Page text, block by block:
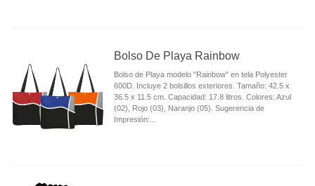
Bolso De Playa Rainbow
Bolso de Playa modelo "Rainbow" en tela Polyester
600D. Incluye 2 bolsillos exteriores. Tamaño: 42.5 x
36.5 x 11.5 cm. Capacidad: 17.8 litros. Colores: Azul
(02), Rojo (03), Naranjo (05). Sugerencia de
Impresión:...